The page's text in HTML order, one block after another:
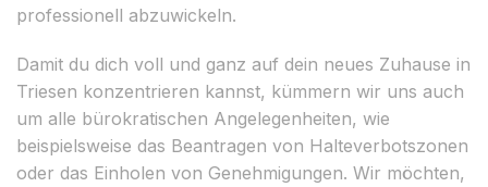
professionell abzuwickeln.
Damit du dich voll und ganz auf dein neues Zuhause in
Triesen konzentrieren kannst, kümmern wir uns auch
um alle bürokratischen Angelegenheiten, wie
beispielsweise das Beantragen von Halteverbotszonen
oder das Einholen von Genehmigungen. Wir möchten,